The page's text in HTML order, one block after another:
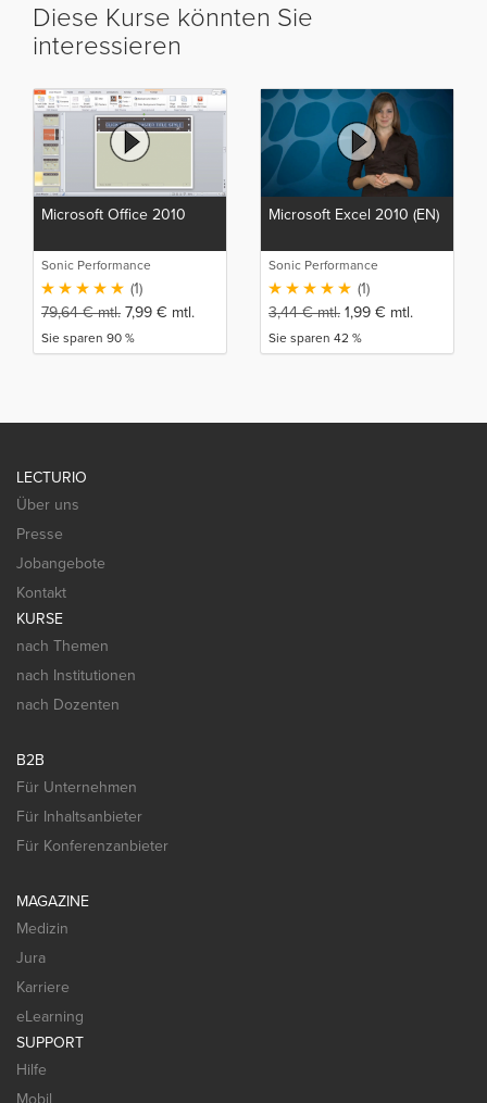
Diese Kurse könnten Sie
interessieren
Microsoft Office 2010
Sonic Performance
(1)
79,64€mtl. 7,99 € mtl.
Sie sparen 90 %
Microsoft Excel 2010 (EN)
Sonic Performance
(1)
3,44€mtl. 1,99 € mtl.
Sie sparen 42 %
LECTURIO
Über uns
Presse
Jobangebote
Kontakt
KURSE
nach Themen
nach Institutionen
nach Dozenten
B2B
Für Unternehmen
Für Inhaltsanbieter
Für Konferenzanbieter
MAGAZINE
Medizin
Jura
Karriere
eLearning
SUPPORT
Hilfe